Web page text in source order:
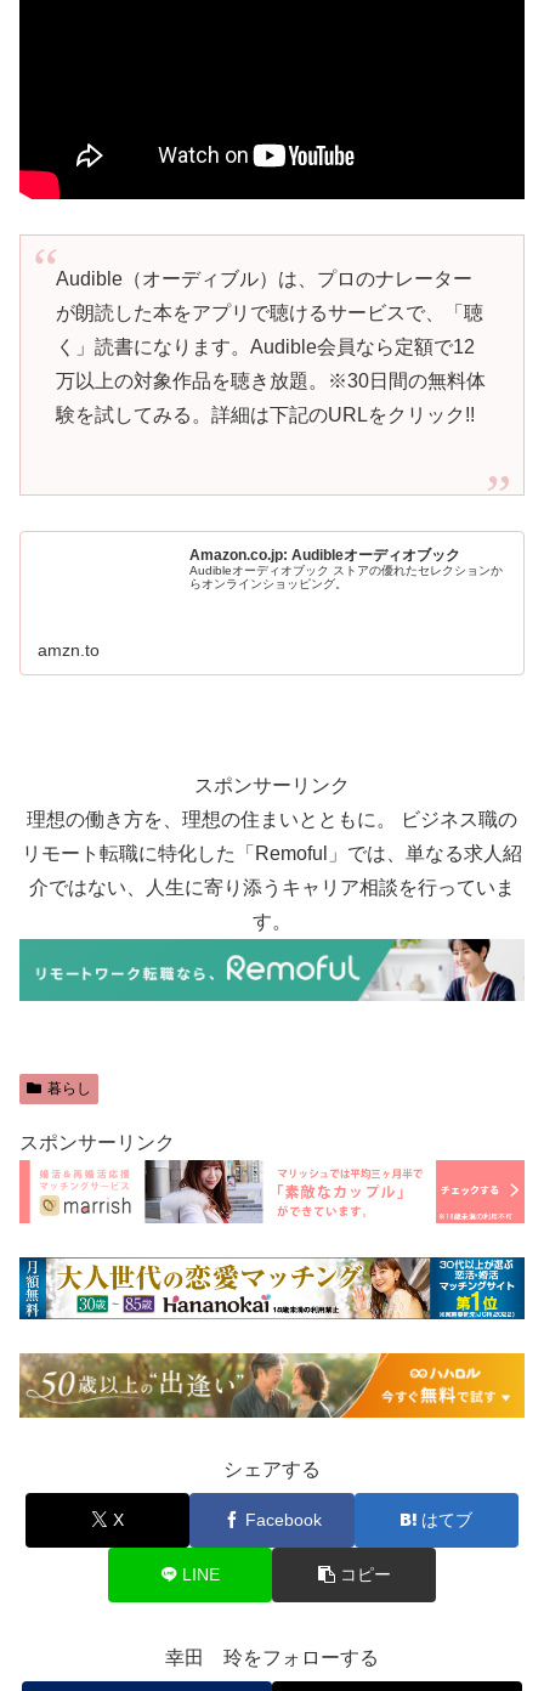
Audible（オーディブル）は、プロのナレーター
が朗読した本をアプリで聴けるサービスで、「聴
く」読書になります。Audible会員なら定額で12
万以上の対象作品を聴き放題。※30日間の無料体
験を試してみる。詳細は下記のURLをクリック!!
Amazon.co.jp: Audibleオーディオブック
Audibleオーディオブック ストアの優れたセレクションか
らオンラインショッピング。
amzn.to
スポンサーリンク
理想の働き方を、理想の住まいとともに。 ビジネス職の
リモート転職に特化した「Remoful」では、単なる求人紹
介ではない、人生に寄り添うキャリア相談を行っていま
す。
暮らし
スポンサーリンク
シェアする
X Facebook はてブ
LINE コピー
幸田 玲をフォローする